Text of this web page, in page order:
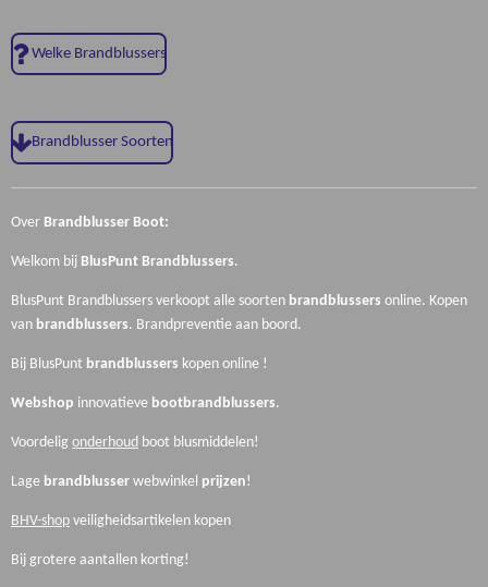
Welke Brandblussers
Brandblusser Soorten
Over Brandblusser Boot:
Welkom bij BlusPunt Brandblussers.
BlusPunt Brandblussers verkoopt alle soorten brandblussers online. Kopen
van brandblussers. Brandpreventie aan boord.
Bij BlusPunt brandblussers kopen online !
Webshop innovatieve bootbrandblussers.
Voordelig onderhoud boot blusmiddelen!
Lage brandblusser webwinkel prijzen!
BHV-shop veiligheidsartikelen kopen
Bij grotere aantallen korting!